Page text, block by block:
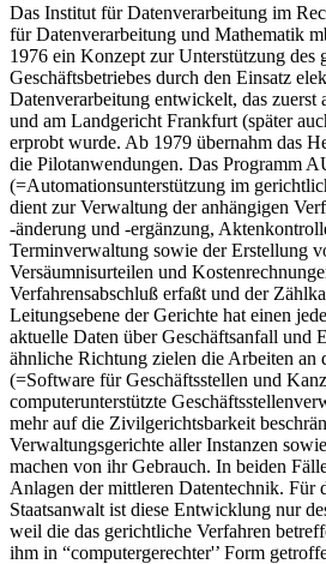
Das Institut für Datenverarbeitung im
für Datenverarbeitung und Mathematik
1976 ein Konzept zur Unterstützung des
Geschäftsbetriebes durch den Einsatz
Datenverarbeitung entwickelt, das zuerst
und am Landgericht Frankfurt (später
erprobt wurde. Ab 1979 übernahm das
die Pilotanwendungen. Das Programm
(=Automationsunterstützung im
dient zur Verwaltung der anhängigen
-änderung und -ergänzung,
Terminverwaltung sowie der Erstellung
Versäumnisurteilen und
Verfahrensabschluß erfaßt und der
Leitungsebene der Gerichte hat einen
aktuelle Daten über Geschäftsanfall und
ähnliche Richtung zielen die Arbeiten an
(=Software für Geschäftsstellen und
computerunterstützte
mehr auf die Zivilgerichtsbarkeit
Verwaltungsgerichte aller Instanzen
machen von ihr Gebrauch. In beiden
Anlagen der mittleren Datentechnik. Für
Staatsanwalt ist diese Entwicklung nur
weil die das gerichtliche Verfahren
ihm in “computergerechter'’ Form